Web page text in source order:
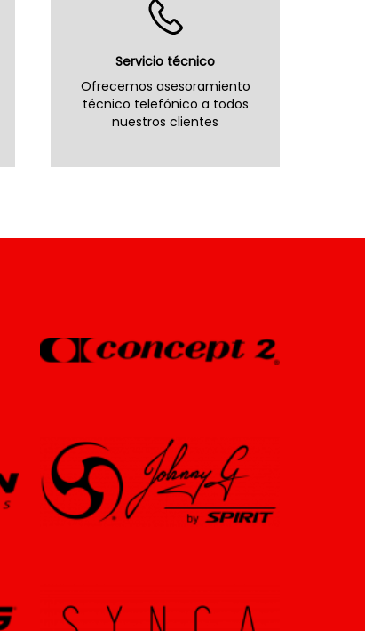
Servicio técnico
Ofrecemos asesoramiento
técnico telefónico a todos
nuestros clientes